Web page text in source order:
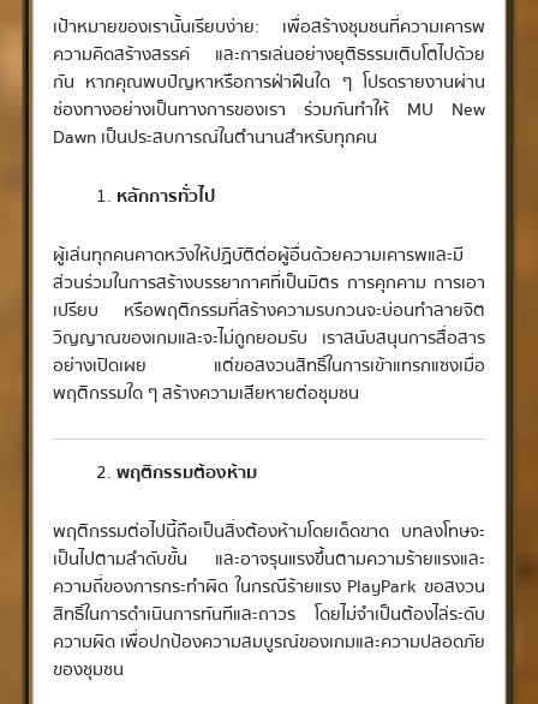
เป้าหมายของเรานั้นเรียบง่าย: เพื่อสร้างชุมชนที่ความเคารพ
ความคิดสร้างสรรค์ และการเล่นอย่างยุติธรรมเติบโตไปด้วย
กัน หากคุณพบปัญหาหรือการฝ่าฝืนใด ๆ โปรดรายงานผ่าน
ช่องทางอย่างเป็นทางการของเรา ร่วมกันทำให้ MU New
Dawn เป็นประสบการณ์ในตำนานสำหรับทุกคน
หลักการทั่วไป
ผู้เล่นทุกคนคาดหวังให้ปฏิบัติต่อผู้อื่นด้วยความเคารพและมี
ส่วนร่วมในการสร้างบรรยากาศที่เป็นมิตร การคุกคาม การเอา
เปรียบ หรือพฤติกรรมที่สร้างความรบกวนจะบ่อนทำลายจิต
วิญญาณของเกมและจะไม่ถูกยอมรับ เราสนับสนุนการสื่อสาร
อย่างเปิดเผย แต่ขอสงวนสิทธิ์ในการเข้าแทรกแซงเมื่อ
พฤติกรรมใด ๆ สร้างความเสียหายต่อชุมชน
พฤติกรรมต้องห้าม
พฤติกรรมต่อไปนี้ถือเป็นสิ่งต้องห้ามโดยเด็ดขาด บทลงโทษจะ
เป็นไปตามลำดับขั้น และอาจรุนแรงขึ้นตามความร้ายแรงและ
ความถี่ของการกระทำผิด ในกรณีร้ายแรง PlayPark ขอสงวน
สิทธิ์ในการดำเนินการทันทีและถาวร โดยไม่จำเป็นต้องไล่ระดับ
ความผิด เพื่อปกป้องความสมบูรณ์ของเกมและความปลอดภัย
ของชุมชน